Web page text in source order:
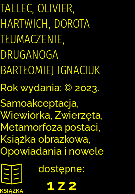
TALLEC, OLIVIER,
HARTWICH, DOROTA
TŁUMACZENIE,
DRUGANOGA
BARTŁOMIEJ IGNACIUK
Rok wydania: © 2023.
Samoakceptacja,
Wiewiórka, Zwierzęta,
Metamorfoza postaci,
Książka obrazkowa,
Opowiadania i nowele
dostępne:
1 z 2